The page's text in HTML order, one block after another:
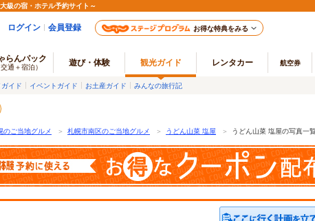
級の宿・ホテル予約サイト～
ログイン 会員登録 お得な特典をみる
らんパック
交通＋宿泊） 遊び・体験 観光ガイド レンタカー 航空券
イド イベントガイド お土産ガイド みんなの旅行記
のご当地グルメ ＞ 札幌市南区のご当地グルメ ＞ うどん山菜 塩屋 ＞ うどん山菜 塩屋の写真一